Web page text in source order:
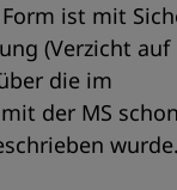
ist mit
(Verzicht auf
die im
der MS
wurde.